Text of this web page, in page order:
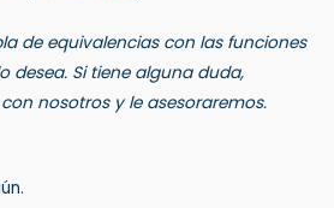
de equivalencias con las funciones
desea. Si tiene alguna duda,
nosotros y le asesoraremos.